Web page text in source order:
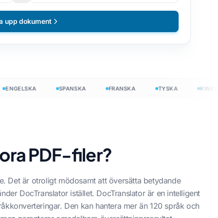
upp dokument
SPANSKA FRANSKA TYSKA KINESISKA
PDF-filer?
Det är otroligt mödosamt att översätta betydande
DocTranslator istället. DocTranslator är en intelligent
Den kan hantera mer än 120 språk och